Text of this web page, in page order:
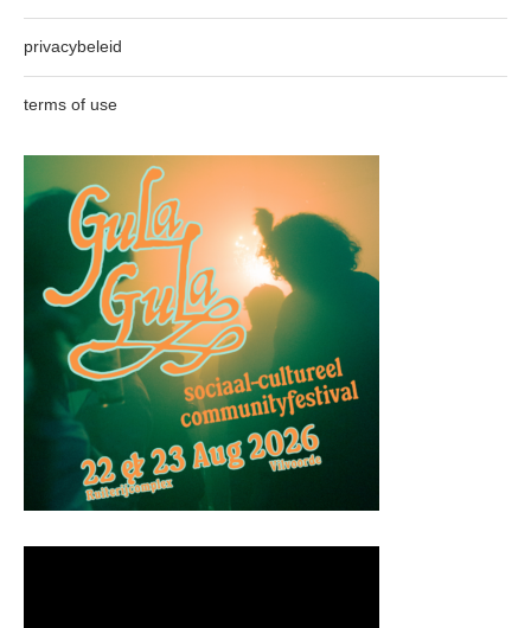
privacybeleid
terms of use